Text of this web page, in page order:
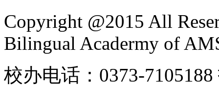
Copyright @2015 All
Bilingual Acadermy of
校办电话：0373-